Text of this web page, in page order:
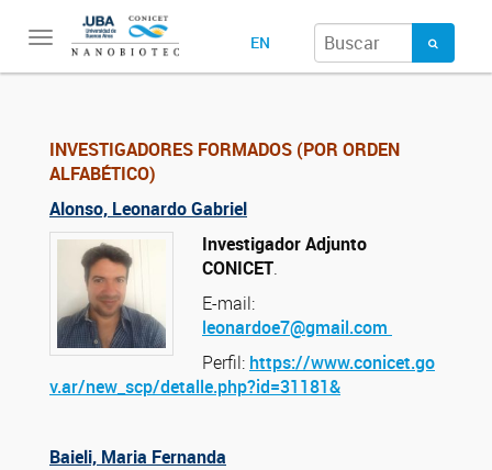
Toggle
navigation
EN
INVESTIGADORES FORMADOS (POR ORDEN
ALFABÉTICO)
Alonso, Leonardo Gabriel
Investigador Adjunto
CONICET.
E-mail:
leonardoe7@gmail.com
Perfil: https://www.conicet.go
v.ar/new_scp/detalle.php?id=31181&
Baieli, Maria Fernanda